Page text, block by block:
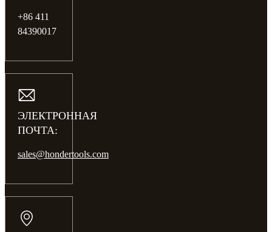
+86 411
84390017
ЭЛЕКТРОННАЯ
ПОЧТА:
sales@hondertools.com